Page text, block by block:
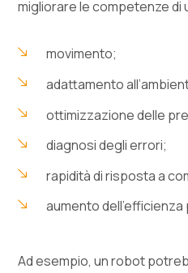
migliorare le competenze di
movimento;
adattamento
ottimizzazione delle
diagnosi degli errori;
rapidità di risposta a
aumento
Ad esempio, un robot